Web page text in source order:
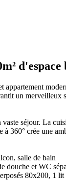
d'espace
appartement
un merveilleux
séjour. La
à 360° crée une
salle de bain
douche et WC
80x200, 1